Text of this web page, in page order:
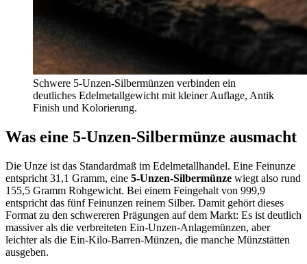
Schwere 5-Unzen-Silbermünzen verbinden ein
deutliches Edelmetallgewicht mit kleiner Auflage, Antik
Finish und Kolorierung.
Was eine 5-Unzen-Silbermünze ausmacht
Die Unze ist das Standardmaß im Edelmetallhandel. Eine Feinunze
entspricht 31,1 Gramm, eine 5-Unzen-Silbermünze wiegt also rund
155,5 Gramm Rohgewicht. Bei einem Feingehalt von 999,9
entspricht das fünf Feinunzen reinem Silber. Damit gehört dieses
Format zu den schwereren Prägungen auf dem Markt: Es ist deutlich
massiver als die verbreiteten Ein-Unzen-Anlagemünzen, aber
leichter als die Ein-Kilo-Barren-Münzen, die manche Münzstätten
ausgeben.